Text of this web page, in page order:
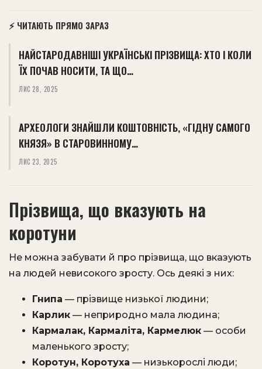
⚡ ЧИТАЮТЬ ПРЯМО ЗАРАЗ
НАЙСТАРОДАВНІШІ УКРАЇНСЬКІ ПРІЗВИЩА: ХТО І КОЛИ
ЇХ ПОЧАВ НОСИТИ, ТА ЩО…
ЛИС 28, 2025
АРХЕОЛОГИ ЗНАЙШЛИ КОШТОВНІСТЬ, «ГІДНУ САМОГО
КНЯЗЯ» В СТАРОВИННОМУ…
ЛИС 23, 2025
Прізвища, що вказують на
коротуни
Не можна забувати й про прізвища, що вказують
на людей невисокого зросту. Ось деякі з них:
Гнипа — прізвище низької людини;
Карлик — неприродно мала людина;
Кармалак, Кармаліта, Кармелюк — особи
маленького зросту;
Коротун, Коротуха — низькорослі люди;